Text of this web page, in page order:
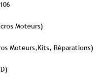
Moteurs)
Moteurs,Kits, Réparations)